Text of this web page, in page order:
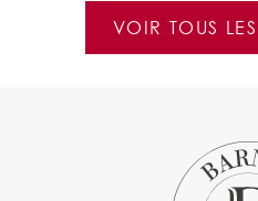
VOIR TOUS